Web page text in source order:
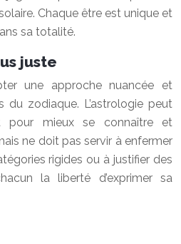
Chaque être est unique et
sa totalité.
juste
une approche nuancée et
du zodiaque. L’astrologie peut
pour mieux se connaître et
ne doit pas servir à enfermer
rigides ou à justifier des
la liberté d’exprimer sa